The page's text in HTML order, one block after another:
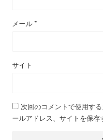
メール *
サイト
次回のコメントで使用す
ールアドレス、サイトを保存